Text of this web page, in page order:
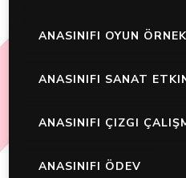
ANASINIFI OYUN
ANASINIFI SANAT
ANASINIFI ÇIZGI
ANASINIFI ÖDEV